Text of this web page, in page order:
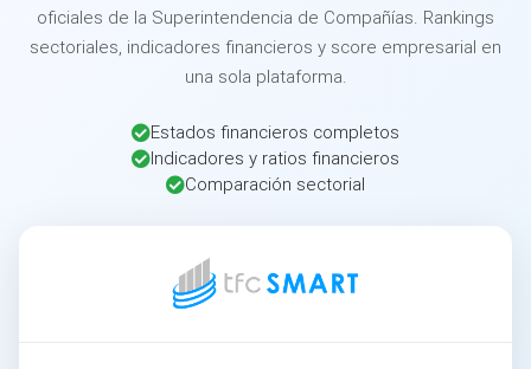
oficiales de la Superintendencia de Compañías. Rankings
sectoriales, indicadores financieros y score empresarial en
una sola plataforma.
Estados financieros completos
Indicadores y ratios financieros
Comparación sectorial